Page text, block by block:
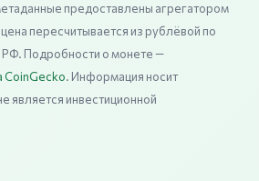
предоставлены агрегатором
пересчитывается из рублёвой по
Подробности о монете —
CoinGecko. Информация носит
является инвестиционной